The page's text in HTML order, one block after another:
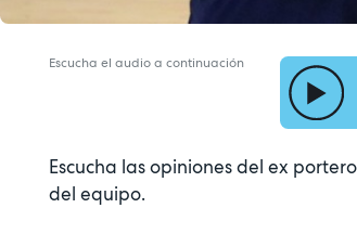
Escucha el audio a continuación
Escucha las opiniones del ex
del equipo.